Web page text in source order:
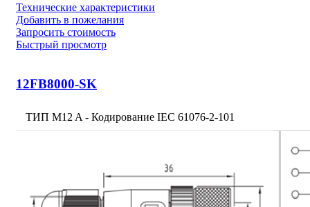
Технические характеристики
Добавить в пожелания
Запросить стоимость
Быстрый просмотр
12FB8000-SK
ТИП M12 A - Кодирование IEC 61076-2-101